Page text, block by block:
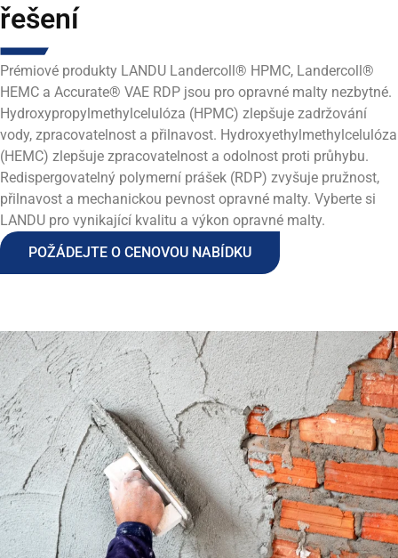
řešení
Prémiové produkty LANDU Landercoll® HPMC, Landercoll®
HEMC a Accurate® VAE RDP jsou pro opravné malty nezbytné.
Hydroxypropylmethylcelulóza (HPMC) zlepšuje zadržování
vody, zpracovatelnost a přilnavost. Hydroxyethylmethylcelulóza
(HEMC) zlepšuje zpracovatelnost a odolnost proti průhybu.
Redispergovatelný polymerní prášek (RDP) zvyšuje pružnost,
přilnavost a mechanickou pevnost opravné malty. Vyberte si
LANDU pro vynikající kvalitu a výkon opravné malty.
POŽÁDEJTE O CENOVOU NABÍDKU